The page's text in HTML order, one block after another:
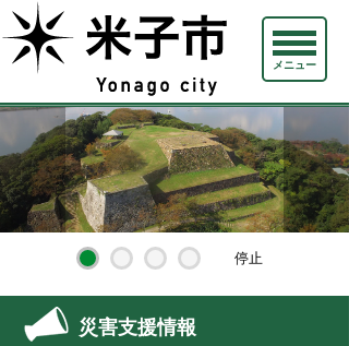
メニュー
停止
開始
災害支援情報